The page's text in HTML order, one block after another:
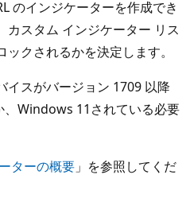
のインジケーターを作成でき
カスタム インジケーター リス
クされるかを決定します。
イスがバージョン 1709 以降
Windows 11されている必要
ターの概要 」を参照してくだ